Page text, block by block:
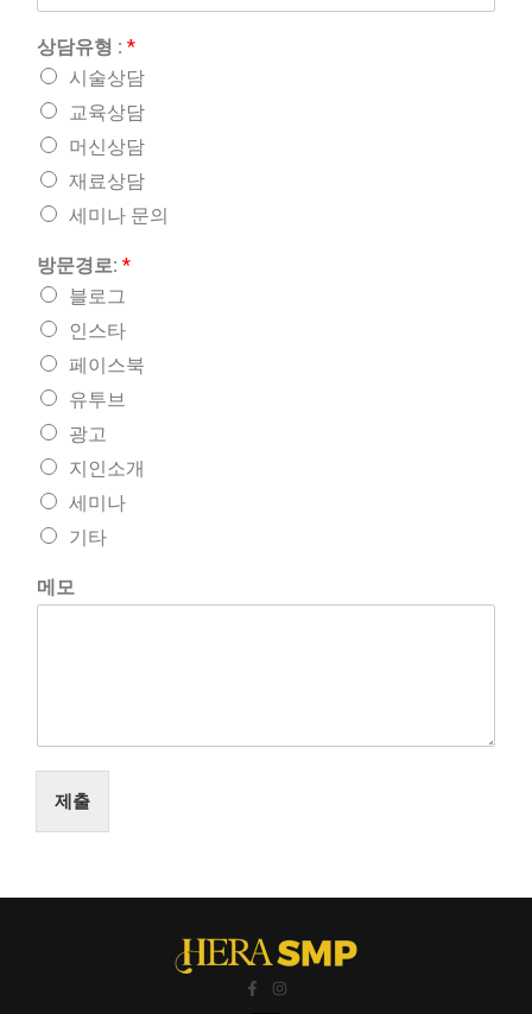
상담유형 : *
시술상담
교육상담
머신상담
재료상담
세미나 문의
방문경로: *
블로그
인스타
페이스북
유투브
광고
지인소개
세미나
기타
메모
제출